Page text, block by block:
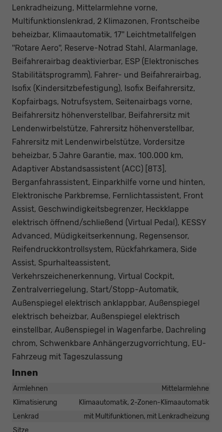
Lenkradheizung, Mittelarmlehne vorne,
Multifunktionslenkrad, 2 Klimazonen, Frontscheibe
beheizbar, Klimaautomatik, 17'' Leichtmetallfelgen
''Rotare Aero'', Reserve-Notrad Stahl, Alarmanlage,
Beifahrerairbag deaktivierbar, ESP (Elektronisches
Stabilitätsprogramm), Fahrer- und Beifahrerairbag,
Isofix (Kindersitzbefestigung), Isofix Beifahrersitz,
Kopfairbags, Notrufsystem, Seitenairbags vorne,
Beifahrersitz höhenverstellbar, Beifahrersitz mit
Lendenwirbelstütze, Fahrersitz höhenverstellbar,
Fahrersitz mit Lendenwirbelstütze, Vordersitze
beheizbar, 5 Jahre Garantie, max. 100.000 km,
Adaptiver Abstandsassistent (ACC) [8T3],
Berganfahrassistent, Einparkhilfe vorne und hinten,
Elektronische Parkbremse, Fernlichtassistent, Front
Assist, Geschwindigkeitsbegrenzer, Heckklappe
elektrisch öffnend/schließend (Virtual Pedal), KESSY
Advanced, Müdigkeitserkennung, Regensensor,
Reifendruckkontrollsystem, Rückfahrkamera, Side
Assist, Spurhalteassistent,
Verkehrszeichenerkennung, Virtual Cockpit,
Zentralverriegelung, Start/Stopp-Automatik,
Außenspiegel elektrisch anklappbar, Außenspiegel
elektrisch beheizbar, Außenspiegel elektrisch
einstellbar, Außenspiegel in Wagenfarbe, Dachreling
chrom, Schwenkbare Anhängerzugvorrichtung, EU-
Fahrzeug mit Tageszulassung
Innen
Armlehnen
Mittelarmlehne
Klimatisierung
Klimaautomatik, 2-Zonen-Klimaautomatik
Lenkrad
mit Multifunktionen, mit Lenkradheizung